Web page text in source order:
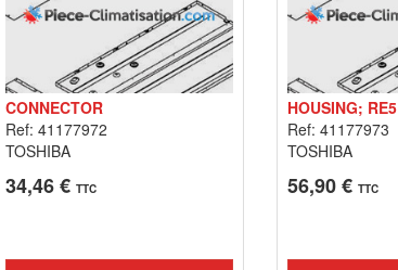
CONNECTOR
Ref: 41177972
TOSHIBA
34,46 € TTC
HOUSING; RE5
Ref: 41177973
TOSHIBA
56,90 € TTC